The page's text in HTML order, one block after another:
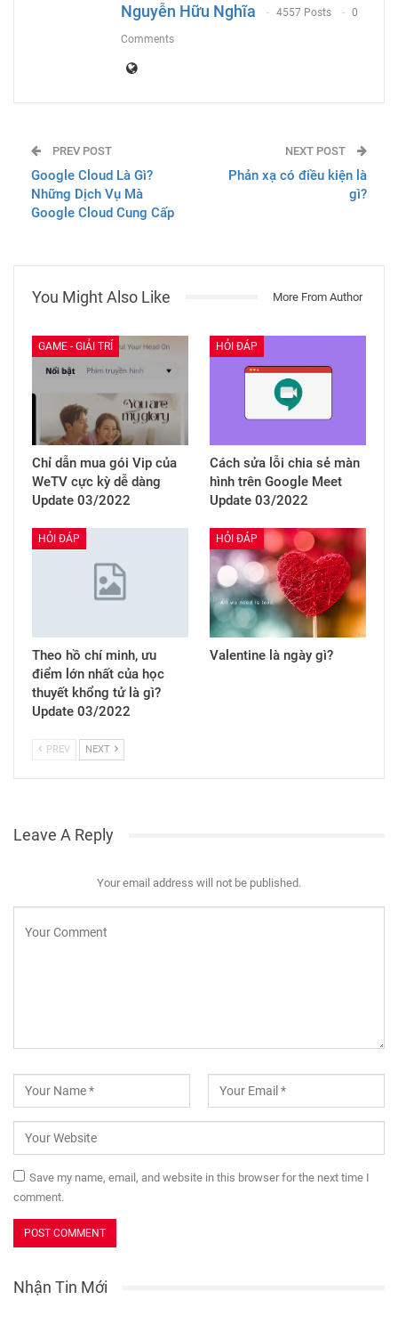
Nguyễn Hữu Nghĩa 4557 Posts 0
Comments
PREV POST
Google Cloud Là Gì?
Những Dịch Vụ Mà
Google Cloud Cung Cấp
NEXT POST
Phản xạ có điều kiện là
gì?
You Might Also Like More From Author
GAME - GIẢI TRÍ
Chỉ dẫn mua gói Vip của
WeTV cực kỳ dễ dàng
Update 03/2022
HỎI ĐÁP
Cách sửa lỗi chia sẻ màn
hình trên Google Meet
Update 03/2022
HỎI ĐÁP
Theo hồ chí minh, ưu
điểm lớn nhất của học
thuyết khổng tử là gì?
Update 03/2022
HỎI ĐÁP
Valentine là ngày gì?
PREV NEXT
Leave A Reply
Your email address will not be published.
Save my name, email, and website in this browser for the next time I
comment.
Nhận Tin Mới